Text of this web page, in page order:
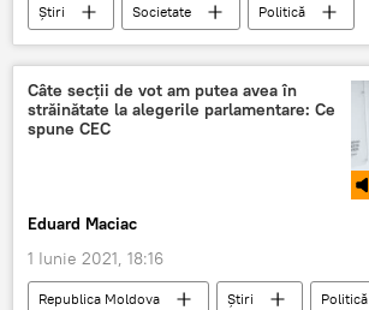
Știri Societate
Politică
judecători
reacție
Câte secții de vot am putea avea în
străinătate la alegerile parlamentare: Ce
spune CEC
Eduard Maciac
1 Iunie 2021, 18:16
Republica Moldova Știri
Politică